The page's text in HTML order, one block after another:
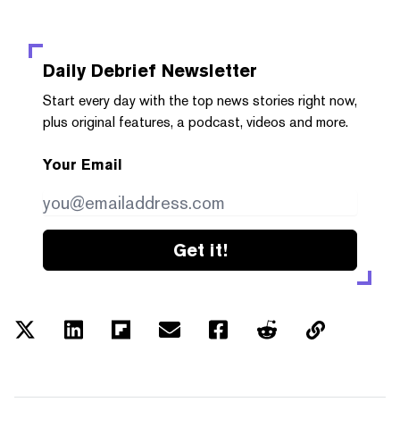
Daily Debrief Newsletter
Start every day with the top news stories right now,
plus original features, a podcast, videos and more.
Your Email
Get it!